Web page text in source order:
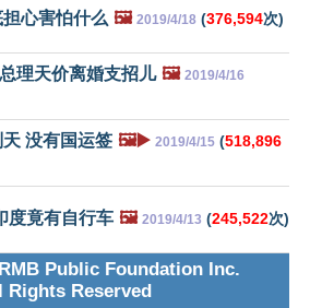
心害怕什么 🖼️ 2019/4/18 (376,594次)
理天价离婚支招儿 🖼️ 2019/4/16
没有国运签 🖼️▶️ 2019/4/15 (518,896
度竟有自行车 🖼️ 2019/4/13 (245,522次)
Public Foundation Inc.
Rights Reserved